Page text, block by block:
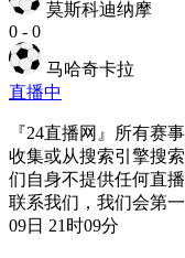
莫斯科迪纳摩
0 - 0
马哈奇卡拉
直播中
『24直播网』所有赛
收集或从搜索引擎搜
们自身不提供任何直
联系我们，我们会第
09日 21时09分